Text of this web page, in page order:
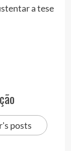
a tese
posts